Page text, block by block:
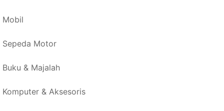
Mobil
Sepeda Motor
Buku & Majalah
Komputer & Aksesoris